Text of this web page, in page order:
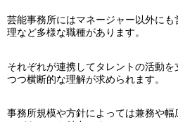
芸能事務所にはマネージャー以外に
理など多様な職種があります。
それぞれが連携してタレントの活動
つつ横断的な理解が求められます。
事務所規模や方針によっては兼務や